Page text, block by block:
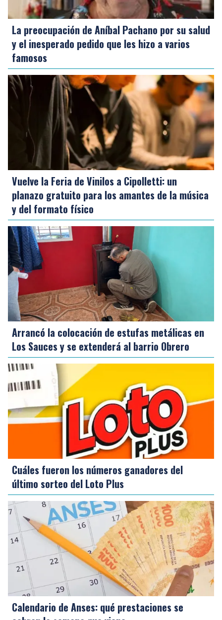
La preocupación de Aníbal Pachano por su salud
y el inesperado pedido que les hizo a varios
famosos
Vuelve la Feria de Vinilos a Cipolletti: un
planazo gratuito para los amantes de la música
y del formato físico
Arrancó la colocación de estufas metálicas en
Los Sauces y se extenderá al barrio Obrero
Cuáles fueron los números ganadores del
último sorteo del Loto Plus
Calendario de Anses: qué prestaciones se